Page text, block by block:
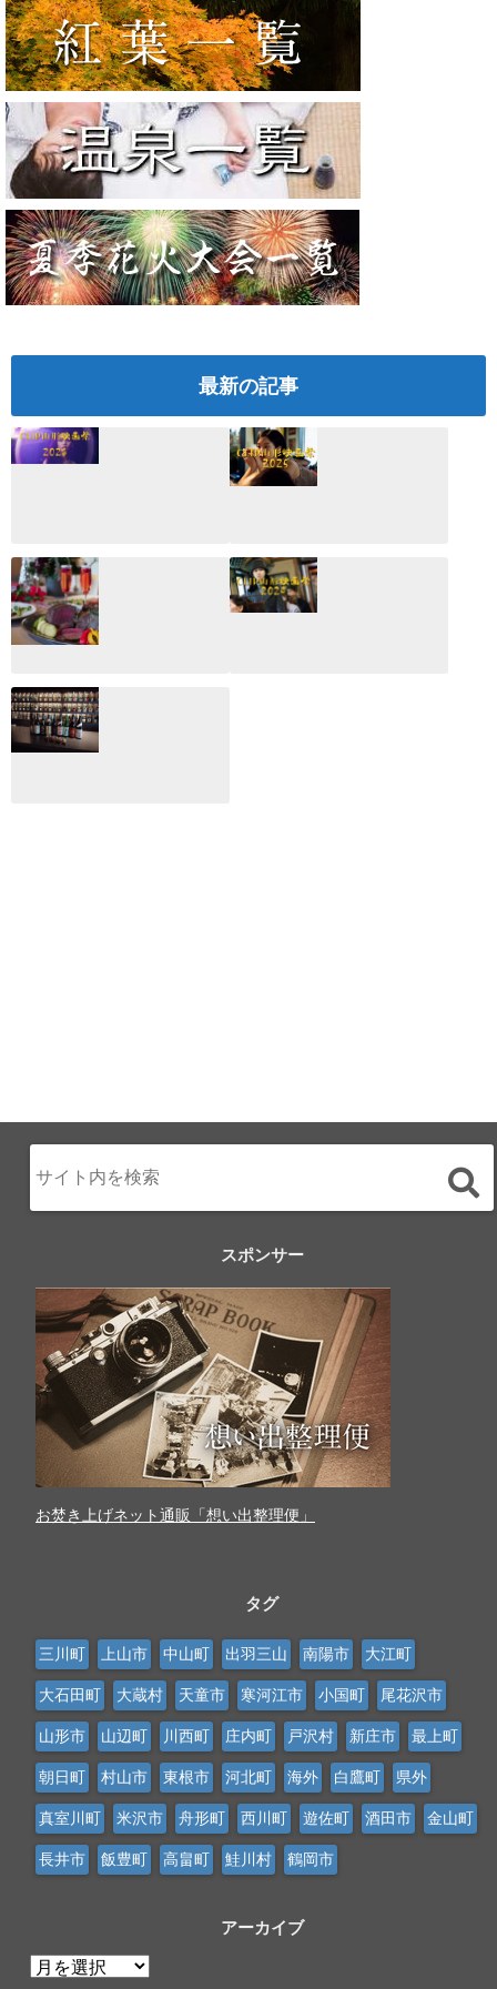
最新の記事
CLIP山形映画祭
2026：映画館派の
編集長が読む2025
年の映画ざっくり
総監
CLIP山形映画祭
2025：ほぼこれく
らいしか更新して
いない変なブログ
月のホテル☆4日
間限定！クリスマ
スディナーブッフ
ェ開催☆
スポンサー
お焚き上げネット通販「想い出整理便」
タグ
三川町 上山市 中山町 出羽三山 南陽市 大江町
大石田町 大蔵村 天童市 寒河江市 小国町 尾花沢市
山形市 山辺町 川西町 庄内町 戸沢村 新庄市 最上町
朝日町 村山市 東根市 河北町 海外 白鷹町 県外
真室川町 米沢市 舟形町 西川町 遊佐町 酒田市 金山町
長井市 飯豊町 高畠町 鮭川村 鶴岡市
アーカイブ
ア